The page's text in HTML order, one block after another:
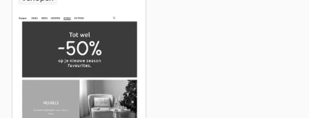
aankoop of het plannen van een grotere garderobe-
update, de actuele Livera sales zijn altijd een welkome
verrassing. Met de digitale transformatie van de
detailhandel, is het online verkennen van hun aanbod de
meest efficiënte manier om op de hoogte te blijven van
website today to explore the best deals and start
saving now.